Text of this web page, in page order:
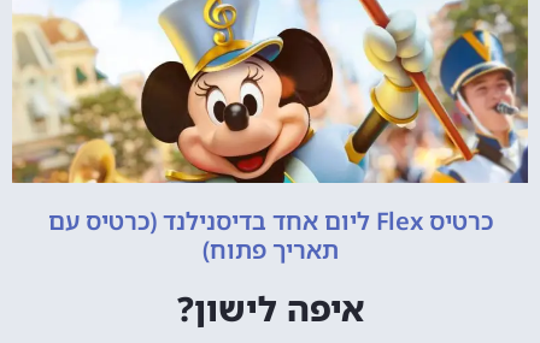
כרטיס Flex ליום אחד בדיסנילנד (כרטיס עם
תאריך פתוח)
איפה לישון?